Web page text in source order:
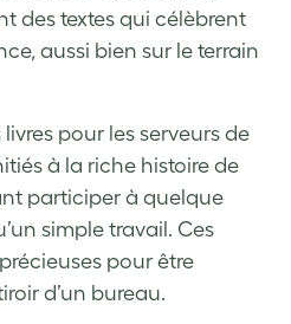
des textes qui célèbrent
aussi bien sur le terrain
pour les serveurs de
à la riche histoire de
participer à quelque
simple travail. Ces
pour être
d’un bureau.